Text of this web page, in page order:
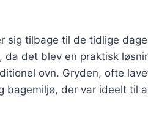
sig tilbage til de tidlige
det blev en praktisk
ovn. Gryden, ofte
bagemiljø, der var ideelt til